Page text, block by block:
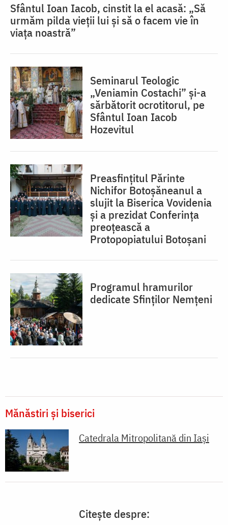
Sfântul Ioan Iacob, cinstit la el acasă: „Să
urmăm pilda vieții lui și să o facem vie în
viața noastră”
Seminarul Teologic
„Veniamin Costachi” și-a
sărbătorit ocrotitorul, pe
Sfântul Ioan Iacob
Hozevitul
Preasfințitul Părinte
Nichifor Botoșăneanul a
slujit la Biserica Vovidenia
și a prezidat Conferința
preoțească a
Protopopiatului Botoșani
Programul hramurilor
dedicate Sfinților Nemțeni
Mănăstiri și biserici
Catedrala Mitropolitană din Iaşi
Citește despre: